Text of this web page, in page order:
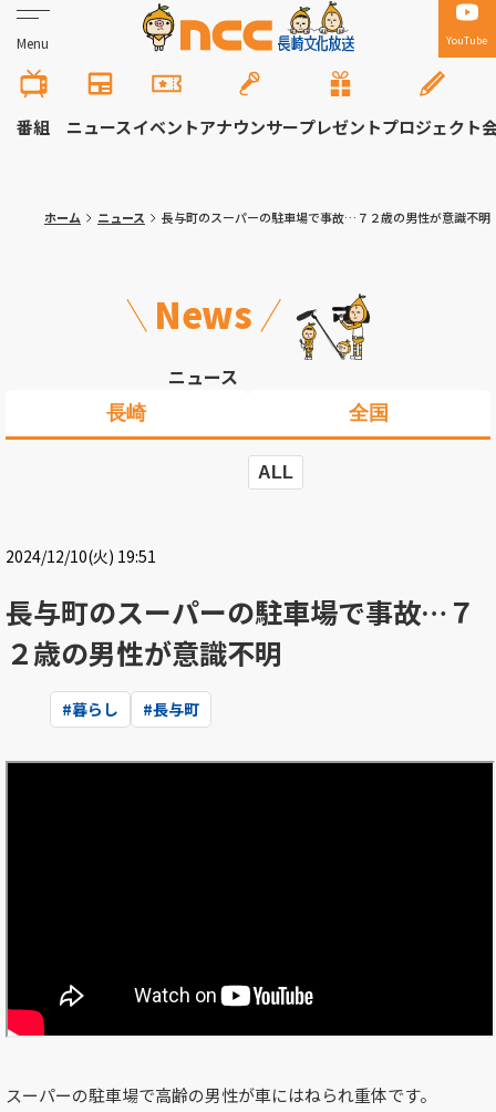
Menu YouTube
番組 ニュースイベントアナウンサープレゼントプロジェクト
ホーム ニュース 長与町のスーパーの駐車場で事故…７２歳の男性が意識不明
News
ニュース
長崎 全国
ALL
2024/12/10(火) 19:51
長与町のスーパーの駐車場で事故…７
２歳の男性が意識不明
#暮らし #長与町
スーパーの駐車場で高齢の男性が車にはねられ重体です。